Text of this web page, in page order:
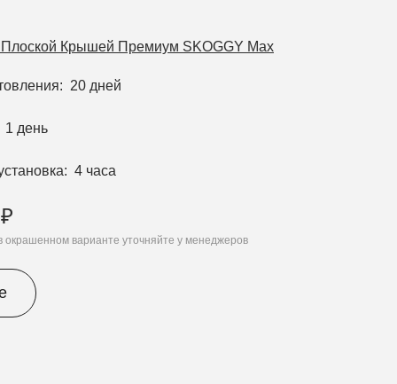
Плоской Крышей Премиум SKOGGY Max
20 дней
1 день
4 часа
окрашенном варианте уточняйте у менеджеров